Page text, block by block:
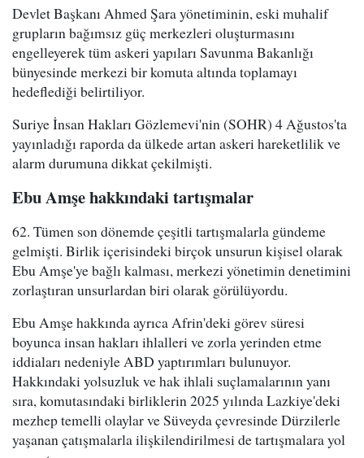
Devlet Başkanı Ahmed Şara yönetiminin, eski muhalif
grupların bağımsız güç merkezleri oluşturmasını
engelleyerek tüm askeri yapıları Savunma Bakanlığı
bünyesinde merkezi bir komuta altında toplamayı
hedeflediği belirtiliyor.
Suriye İnsan Hakları Gözlemevi'nin (SOHR) 4 Ağustos'ta
yayınladığı raporda da ülkede artan askeri hareketlilik ve
alarm durumuna dikkat çekilmişti.
Ebu Amşe hakkındaki tartışmalar
62. Tümen son dönemde çeşitli tartışmalarla gündeme
gelmişti. Birlik içerisindeki birçok unsurun kişisel olarak
Ebu Amşe'ye bağlı kalması, merkezi yönetimin denetimini
zorlaştıran unsurlardan biri olarak görülüyordu.
Ebu Amşe hakkında ayrıca Afrin'deki görev süresi
boyunca insan hakları ihlalleri ve zorla yerinden etme
iddiaları nedeniyle ABD yaptırımları bulunuyor.
Hakkındaki yolsuzluk ve hak ihlali suçlamalarının yanı
sıra, komutasındaki birliklerin 2025 yılında Lazkiye'deki
mezhep temelli olaylar ve Süveyda çevresinde Dürzilerle
yaşanan çatışmalarla ilişkilendirilmesi de tartışmalara yol